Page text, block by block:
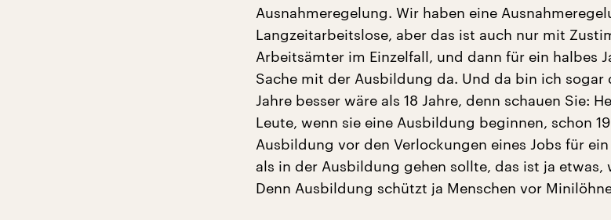
Ausnahmeregelung. Wir haben eine
Langzeitarbeitslose, aber das ist auch nur mit
Arbeitsämter im Einzelfall, und dann für ein halbes
Sache mit der Ausbildung da. Und da bin ich sogar
Jahre besser wäre als 18 Jahre, denn schauen Sie:
Leute, wenn sie eine Ausbildung beginnen, schon
Ausbildung vor den Verlockungen eines Jobs für
als in der Ausbildung gehen sollte, das ist ja etwas,
Denn Ausbildung schützt ja Menschen vor